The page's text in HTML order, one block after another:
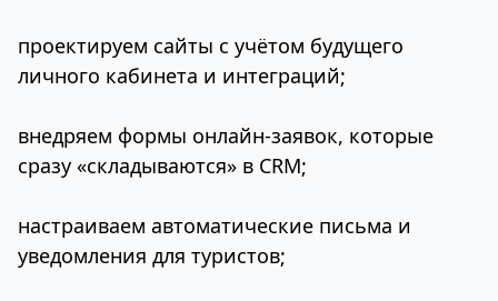
проектируем сайты с учётом будущего
личного кабинета и интеграций;
внедряем формы онлайн-заявок, которые
сразу «складываются» в CRM;
настраиваем автоматические письма и
уведомления для туристов;